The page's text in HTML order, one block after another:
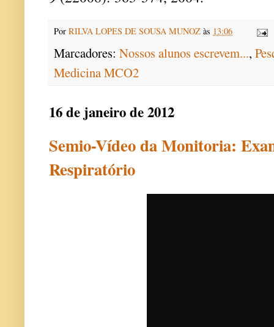
Por RILVA LOPES DE SOUSA MUNOZ às 13:06
Marcadores: Nossos alunos escrevem...,
Medicina MCO2
16 de janeiro de 2012
Semio-Vídeo da Monitoria:
Respiratório